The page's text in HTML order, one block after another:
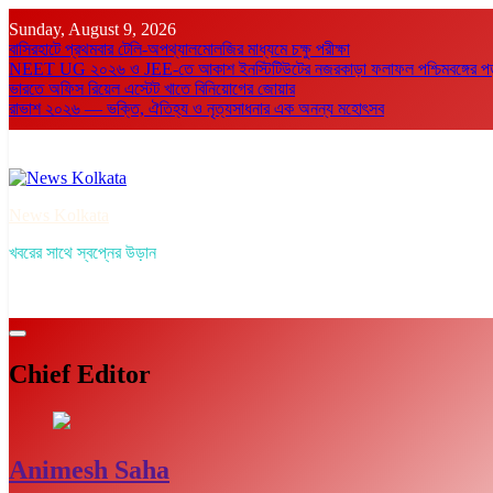
to
content
Sunday, August 9, 2026
বাসিরহাটে প্রথমবার টেলি-অপথ্যালমোলজির মাধ্যমে চক্ষু পরীক্ষা
NEET UG ২০২৬ ও JEE-তে আকাশ ইনস্টিটিউটের নজরকাড়া ফলাফল পশ্চিমবঙ্গের
ভারতে অফিস রিয়েল এস্টেট খাতে বিনিয়োগের জোয়ার
রাভাশ ২০২৬ — ভক্তি, ঐতিহ্য ও নৃত্যসাধনার এক অনন্য মহোৎসব
খবরের সাথে স্বপ্নের উড়ান
Chief Editor
Animesh Saha